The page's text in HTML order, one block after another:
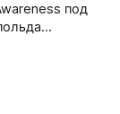
под
коллы